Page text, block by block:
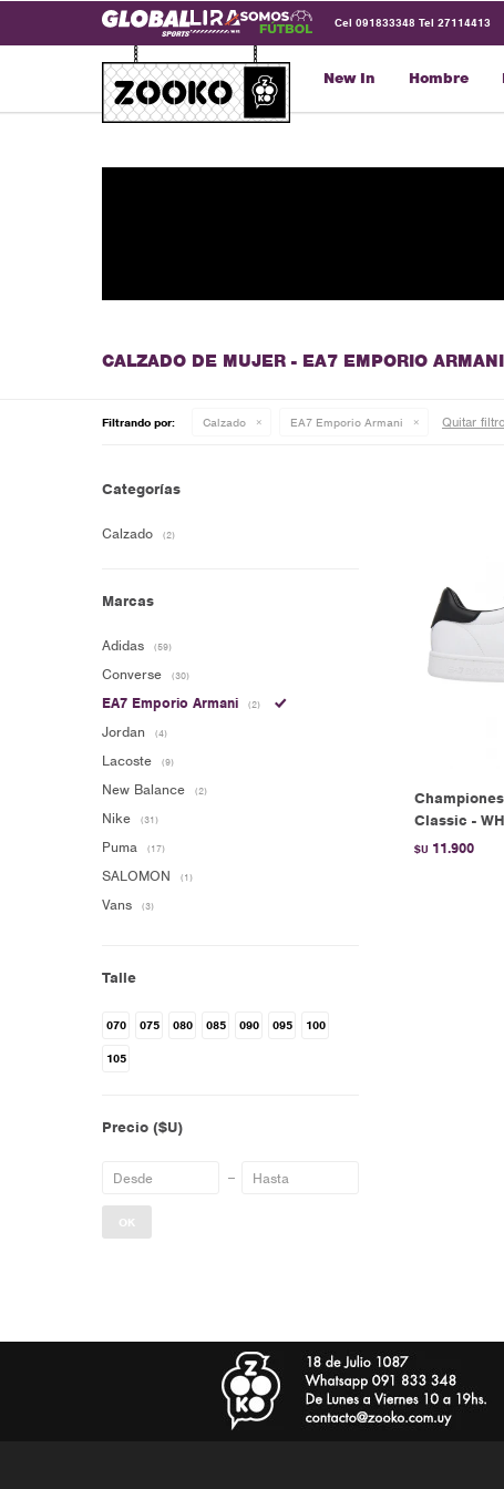
New In Hombre
Cel 091833348 Tel 27114413
CALZADO DE MUJER - EA7 EMPORIO ARMANI
Filtrando por: Calzado EA7 Emporio Armani Quitar
Classic -
$U 11.900
Categorías
Calzado (2)
Marcas
Adidas (59)
Converse (30)
EA7 Emporio Armani (2)
Jordan (4)
Lacoste (9)
New Balance (2)
Nike (31)
Puma (17)
SALOMON (1)
Vans (3)
Talle
070 075 080 085 090 095 100
105
Precio ($U)
OK